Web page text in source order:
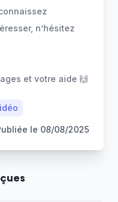
n’hésitez
et votre aide 🙌
le 08/08/2025
s